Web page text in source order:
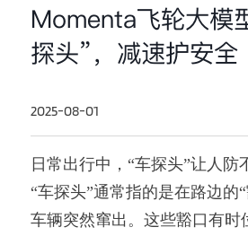
Momenta飞轮大模
探头”，减速护安全
2025-08-01
日常出行中， “车探头”让人防
“车探头”通常指的是在路边的
车辆突然窜出。这些豁口有时